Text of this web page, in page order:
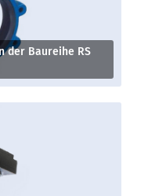
der Baureihe RS